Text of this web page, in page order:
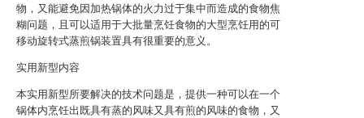
物，又能避免因加热锅体的火力过于集中而造成的食物焦
糊问题，且可以适用于大批量烹饪食物的大型烹饪用的可
移动旋转式蒸煎锅装置具有很重要的意义。
实用新型内容
本实用新型所要解决的技术问题是，提供一种可以在一个
锅体内烹饪出既具有蒸的风味又具有煎的风味的食物，又